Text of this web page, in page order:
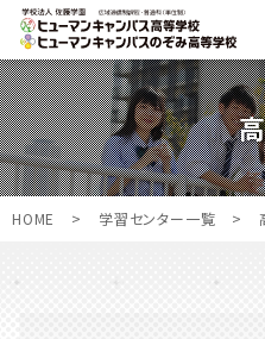
HOME > 学習センター一覧 >